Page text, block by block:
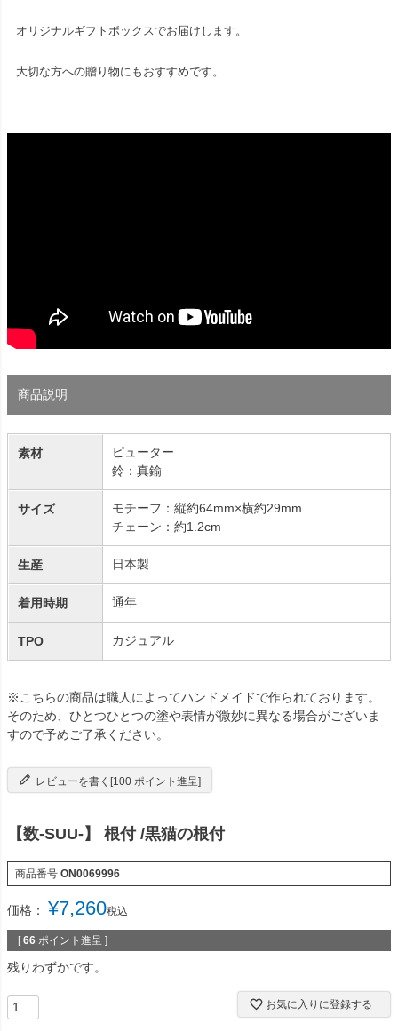
オリジナルギフトボックスでお届けします。
大切な方への贈り物にもおすすめです。
商品説明
素材
ピューター
鈴：真鍮
サイズ
モチーフ：縦約64mm×横約29mm
チェーン：約1.2cm
生産 日本製
着用時期 通年
TPO カジュアル
※こちらの商品は職人によってハンドメイドで作られております。
そのため、ひとつひとつの塗や表情が微妙に異なる場合がございま
すので予めご了承ください。
レビューを書く[100 ポイント進呈]
【数-SUU-】 根付 /黒猫の根付
商品番号 ON0069996
価格： ¥7,260税込
[ 66 ポイント進呈 ]
残りわずかです。
お気に入りに登録する